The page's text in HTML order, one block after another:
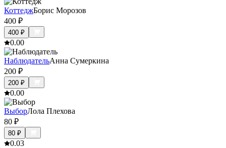
КоттеджБорис Морозов
400 ₽
400 ₽
0.00
НаблюдательАнна Сумеркина
200 ₽
200 ₽
0.00
ВыборЛола Плехова
80 ₽
80 ₽
0.03